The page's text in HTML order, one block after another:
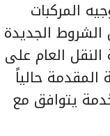
المركبات
الجديدة
العام على
حالياً
يتوافق مع